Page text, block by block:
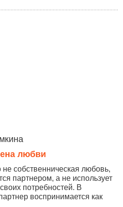
любви
собственническая любовь,
партнером, а не использует
потребностей. В
воспринимается как